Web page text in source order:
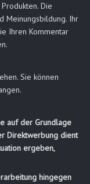
Die
Meinungsbildung. Ihr
Ihren Kommentar
Sie können
auf der Grundlage
Direktwerbung dient
ergeben,
hingegen